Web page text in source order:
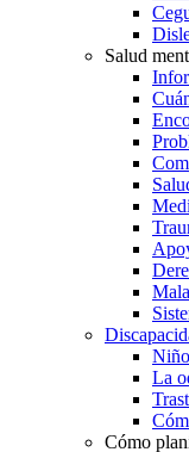
Salud
La
Cómo